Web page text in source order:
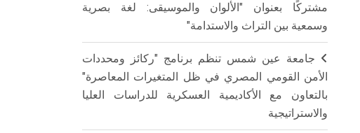
مشتركًا بعنوان "الألوان والموسيقى: لغة بصرية
وسمعية بين التراث والاستدامة"
جامعة عين شمس تنظم برنامج "ركائز ومحددات
الأمن القومي المصري في ظل المتغيرات المعاصرة"
بالتعاون مع الأكاديمية العسكرية للدراسات العليا
والاستراتيجية